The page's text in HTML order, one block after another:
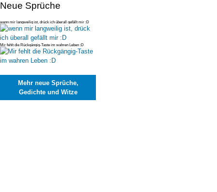
Neue Sprüche
wenn mir langweilig ist, drück ich überall gefällt mir :D
Mir fehlt die Rückgängig-Taste im wahren Leben :D
Mehr neue Sprüche,
Gedichte und Witze